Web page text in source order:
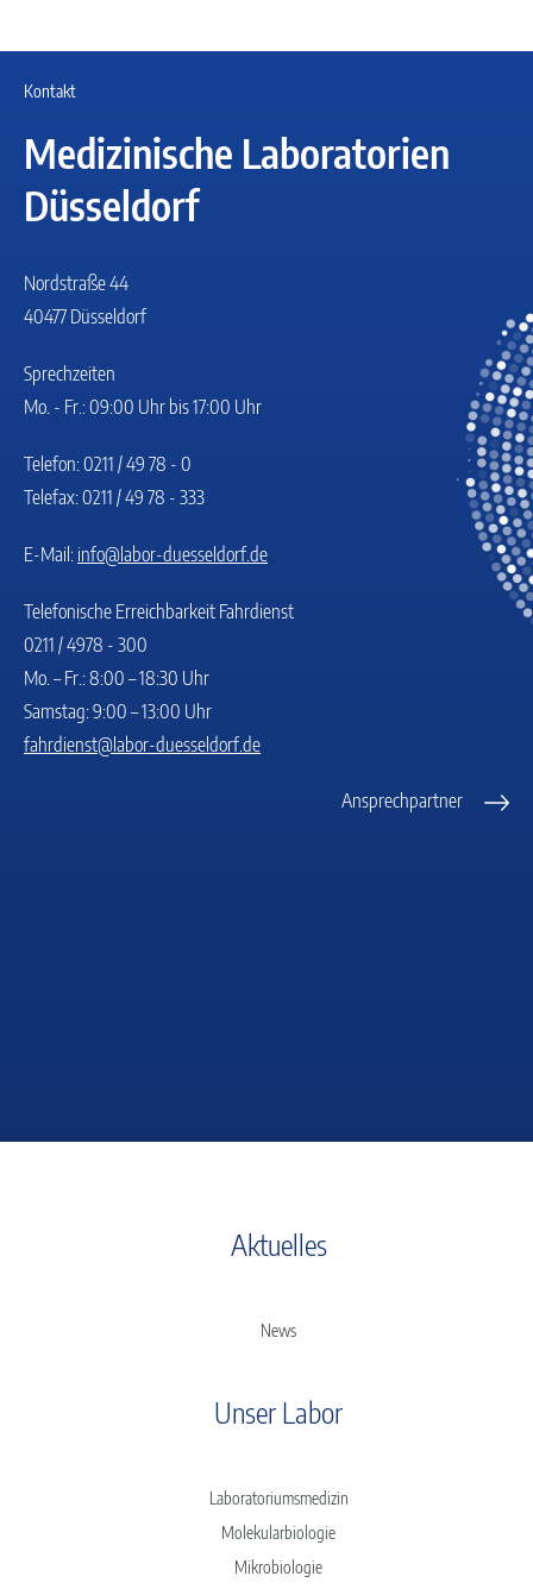
Kontakt
Medizinische Laboratorien
Düsseldorf
Nordstraße 44
40477 Düsseldorf
Sprechzeiten
Mo. - Fr.: 09:00 Uhr bis 17:00 Uhr
Telefon: 0211 / 49 78 - 0
Telefax: 0211 / 49 78 - 333
E-Mail: info@labor-duesseldorf.de
Telefonische Erreichbarkeit Fahrdienst
0211 / 4978 - 300
Mo. – Fr.: 8:00 – 18:30 Uhr
Samstag: 9:00 – 13:00 Uhr
fahrdienst@labor-duesseldorf.de
Ansprechpartner
Aktuelles
News
Unser Labor
Laboratoriumsmedizin
Molekularbiologie
Mikrobiologie